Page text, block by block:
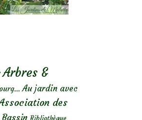
Arbres &
Au jardin avec
des
Bassin Bibliothèque